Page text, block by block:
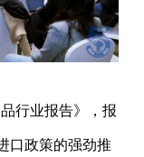
行业报告》，报
口政策的强劲推